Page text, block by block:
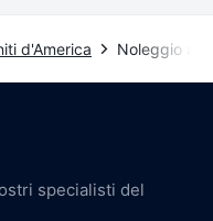
d'America Noleggio
specialisti del